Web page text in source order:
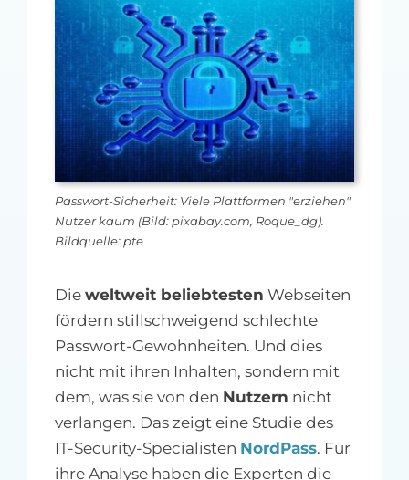
MFA-heute Newsletter-Anmeldung
Über uns
Ihre Werbung auf MFA-heute.de
nach:Passwort-Sicherheit: Viele Plattformen "erziehen"
Nutzer kaum (Bild: pixabay.com, Roque_dg).
Bildquelle: pte
Die weltweit beliebtesten Webseiten
fördern stillschweigend schlechte
Passwort-Gewohnheiten. Und dies
nicht mit ihren Inhalten, sondern mit
dem, was sie von den Nutzern nicht
verlangen. Das zeigt eine Studie des
IT-Security-Specialisten NordPass. Für
ihre Analyse haben die Experten die